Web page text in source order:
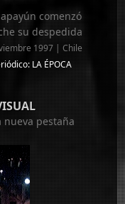
comenzó
su despedida
1997 | Chile
LA ÉPOCA
nueva pestaña